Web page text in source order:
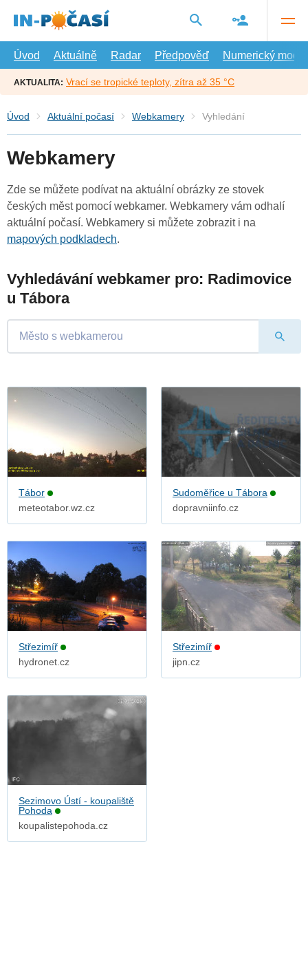
hlavní
Úvod
Aktuálně Radar Předpověď Numerický model
AKTUALITA: Vrací se tropické teploty, zítra až 35 °C
Úvod Aktuální počasí Webkamery Vyhledání
Webkamery
Zde se můžete podívat na aktuální obrázky ze stovek
českých měst pomocí webkamer. Webkamery vám odhalí
aktuální počasí. Webkamery si můžete zobrazit i na
mapových podkladech.
Vyhledávání webkamer pro: Radimovice
u Tábora
Tábor
meteotabor.wz.cz
Sudoměřice u Tábora
dopravniinfo.cz
Střezimíř
hydronet.cz
Střezimíř
jipn.cz
Sezimovo Ústí - koupaliště
Pohoda
koupalistepohoda.cz